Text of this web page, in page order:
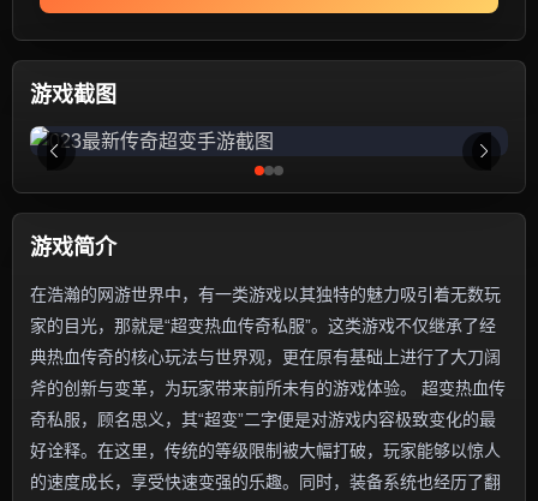
游戏截图
游戏简介
在浩瀚的网游世界中，有一类游戏以其独特的魅力吸引着无数玩
家的目光，那就是“超变热血传奇私服”。这类游戏不仅继承了经
典热血传奇的核心玩法与世界观，更在原有基础上进行了大刀阔
斧的创新与变革，为玩家带来前所未有的游戏体验。 超变热血传
奇私服，顾名思义，其“超变”二字便是对游戏内容极致变化的最
好诠释。在这里，传统的等级限制被大幅打破，玩家能够以惊人
的速度成长，享受快速变强的乐趣。同时，装备系统也经历了翻